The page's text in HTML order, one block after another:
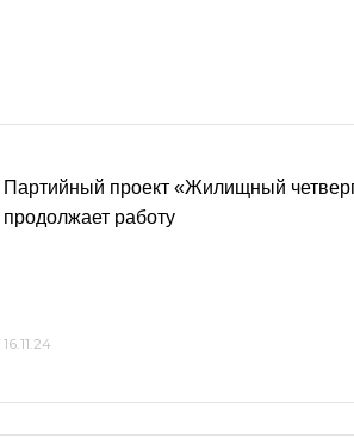
Партийный проект «Жилищный
продолжает работу
16.11.24